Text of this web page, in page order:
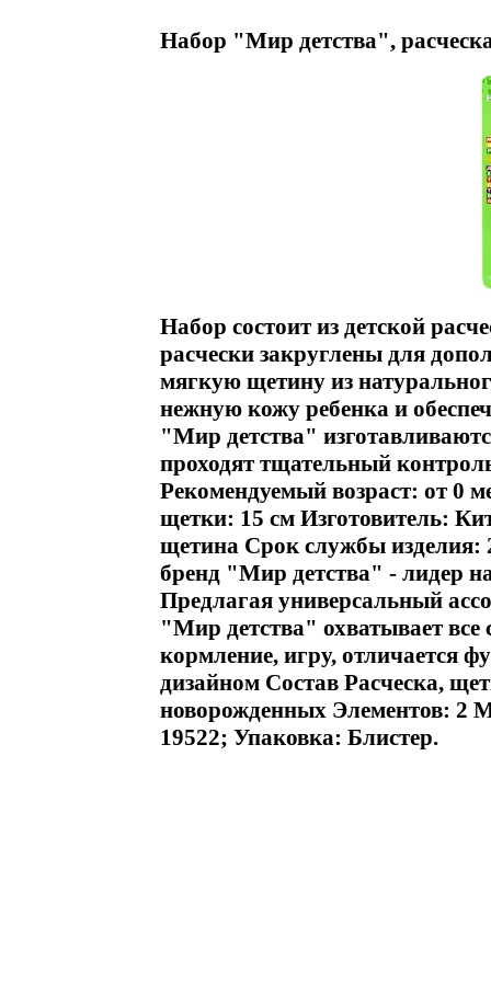
Набор "Мир детства",
Набор состоит из детской
расчески закруглены для
мягкую щетину из
нежную кожу ребенка и
"Мир детства"
проходят тщательный
Рекомендуемый возраст: от 0
щетки: 15 см Изготовитель:
щетина Срок службы изделия:
бренд "Мир детства" - лидер
Предлагая универсальный
"Мир детства" охватывает
кормление, игру, отличается
дизайном Состав Расческа,
новорожденных Элементов: 2
19522; Упаковка: Блистер.